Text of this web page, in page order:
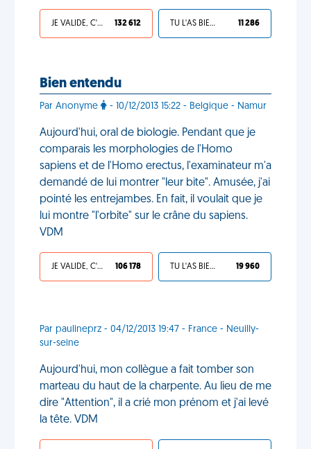
JE VALIDE, C'EST UNE VDM 132 612 TU L'AS BIEN MÉRITÉ 11 286
Bien entendu
Par Anonyme - 10/12/2013 15:22 - Belgique - Namur
Aujourd'hui, oral de biologie. Pendant que je
comparais les morphologies de l'Homo
sapiens et de l'Homo erectus, l'examinateur m'a
demandé de lui montrer "leur bite". Amusée, j'ai
pointé les entrejambes. En fait, il voulait que je
lui montre "l'orbite" sur le crâne du sapiens.
VDM
JE VALIDE, C'EST UNE VDM 106 178 TU L'AS BIEN MÉRITÉ 19 960
Par paulineprz - 04/12/2013 19:47 - France - Neuilly-
sur-seine
Aujourd'hui, mon collègue a fait tomber son
marteau du haut de la charpente. Au lieu de me
dire "Attention", il a crié mon prénom et j'ai levé
la tête. VDM